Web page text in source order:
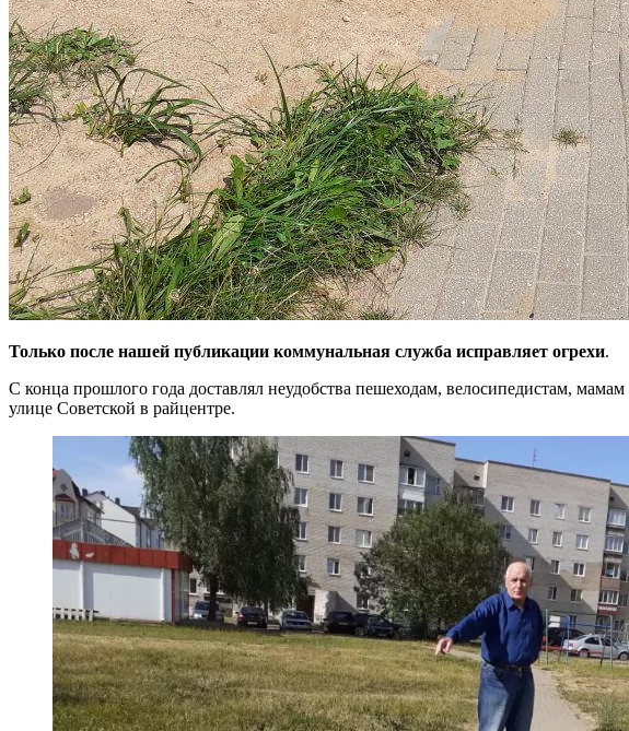
Только после нашей публикации коммунальная служба исправляет огрехи.
С конца прошлого года доставлял неудобства пешеходам, велосипедистам,
улице Советской в райцентре.